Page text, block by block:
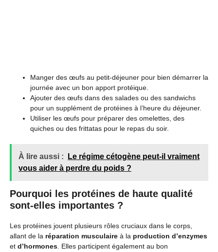
Manger des œufs au petit-déjeuner pour bien démarrer la
journée avec un bon apport protéique.
Ajouter des œufs dans des salades ou des sandwichs
pour un supplément de protéines à l’heure du déjeuner.
Utiliser les œufs pour préparer des omelettes, des
quiches ou des frittatas pour le repas du soir.
À lire aussi :
Le régime cétogène peut-il vraiment
vous aider à perdre du poids ?
Pourquoi les protéines de haute qualité
sont-elles importantes ?
Les protéines jouent plusieurs rôles cruciaux dans le corps,
allant de la réparation musculaire à la production d’enzymes
et d’hormones. Elles participent également au bon